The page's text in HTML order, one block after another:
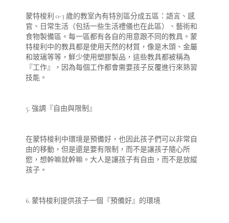
蒙特梭利 0-3 歲的教室內有特別區分成五區：語言、感
官、日常生活（包括一些生活禮儀也在此區）、藝術和
食物製備區。每一區都有各自的用意跟不同的教具。蒙
特梭利中的教具都是使用天然的材質，像是木頭、金屬
和玻璃等等，鮮少使用塑膠製品，這些教具都被稱為
『工作』，因為每個工作都會需要孩子反覆進行來熟習
技能。
5. 強調『自由與限制』
在蒙特梭利中環境是預備好，也因此孩子們可以非常自
由的移動，但是還是要有限制，而不是讓孩子隨心所
慾，想幹嘛就幹嘛。大人是讓孩子有自由，而不是放縱
孩子。
6. 蒙特梭利提供孩子一個『預備好』的環境